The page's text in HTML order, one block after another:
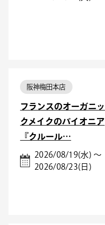
阪神梅田本店
フランスのオーガニッ
クメイクのパイオニア
『クルール…
2026/08/19(水) ～
2026/08/23(日)